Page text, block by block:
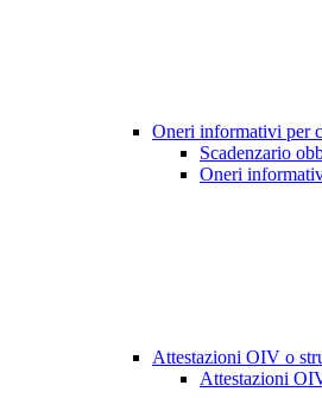
Oneri informativi per
Scadenzario
Oneri
Attestazioni OIV o
Attestazioni